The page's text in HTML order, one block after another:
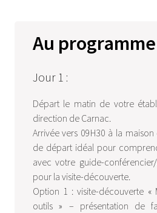
Au programme
Jour 1 :
Départ le matin de votre
direction de Carnac.
Arrivée vers 09H30 à la
de départ idéal pour
avec votre guide-
pour la visite-découverte.
Option 1 : visite-découverte «
outils » – présentation de